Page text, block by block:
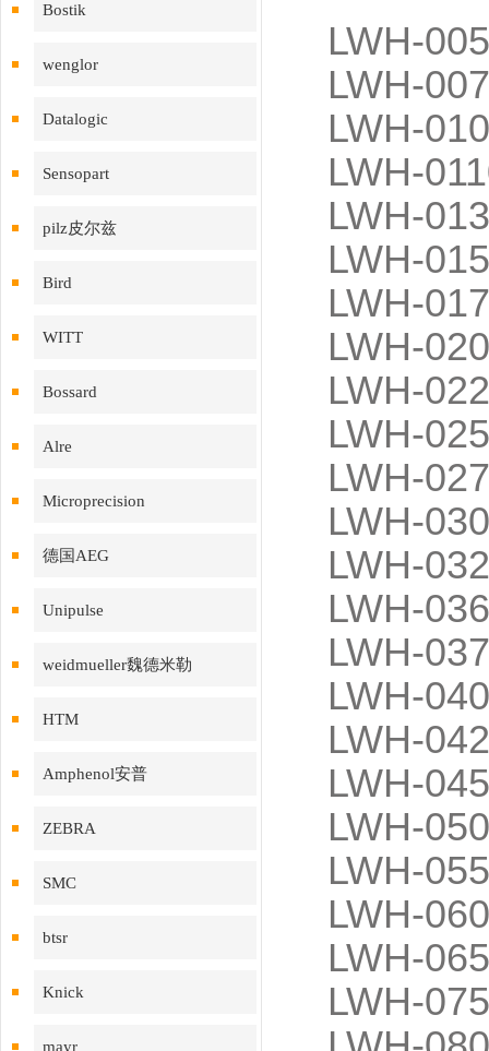
Bostik
wenglor
Datalogic
Sensopart
pilz皮尔兹
Bird
WITT
Bossard
Alre
Microprecision
德国AEG
Unipulse
weidmueller魏德米勒
HTM
Amphenol安普
ZEBRA
SMC
btsr
Knick
mayr
LWH-
LWH-
LWH-
LWH-
LWH-
LWH-
LWH-
LWH-
LWH-
LWH-
LWH-
LWH-
LWH-
LWH-
LWH-
LWH-
LWH-
LWH-
LWH-
LWH-
LWH-
LWH-
LWH-